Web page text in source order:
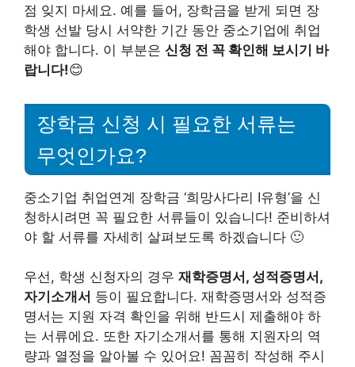
점 잊지 마세요. 예를 들어, 장학금을 받게 되면 장
학생 선발 당시 서약한 기간 동안 중소기업에 취업
해야 합니다. 이 부분은 신청 전 꼭 확인해 보시기 바
랍니다!😊
장학금 신청 시 필요한 서류는
무엇인가요?
중소기업 취업연계 장학금 ‘희망사다리 I유형’을 신
청하시려면 꼭 필요한 서류들이 있습니다! 준비하셔
야 할 서류를 자세히 살펴보도록 하겠습니다 🙂
우선, 학생 신청자의 경우 재학증명서, 성적증명서,
자기소개서 등이 필요합니다. 재학증명서와 성적증
명서는 지원 자격 확인을 위해 반드시 제출해야 하
는 서류에요. 또한 자기소개서를 통해 지원자의 역
량과 열정을 알아볼 수 있어요! 꼼꼼히 작성해 주시